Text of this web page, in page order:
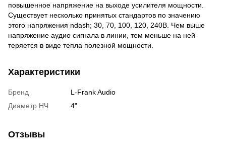
повышенное напряжение на выходе усилителя мощности.
Существует несколько принятых стандартов по значению
этого напряжения ndash; 30, 70, 100, 120, 240В. Чем выше
напряжение аудио сигнала в линии, тем меньше на ней
теряется в виде тепла полезной мощности.
Характеристики
Бренд
L-Frank Audio
Диаметр НЧ
4"
Отзывы